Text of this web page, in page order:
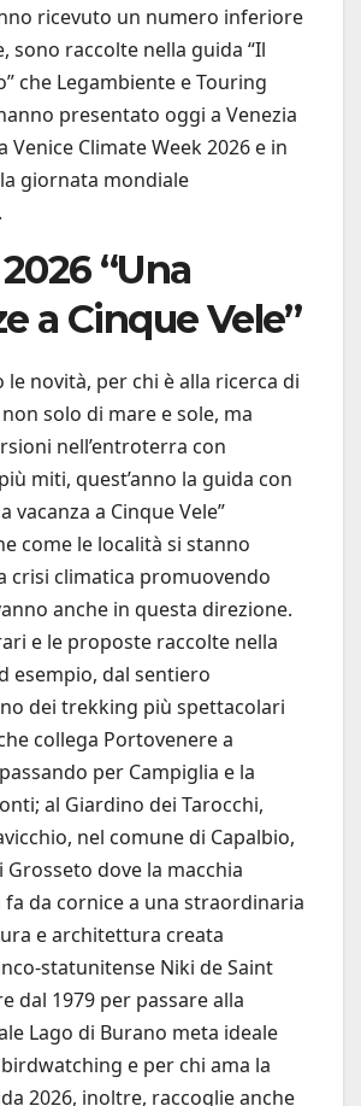
ricevuto un numero inferiore
sono raccolte nella guida “Il
che Legambiente e Touring
presentato oggi a Venezia
Venice Climate Week 2026 e in
giornata mondiale
“Una
a Cinque Vele”
le novità, per chi è alla ricerca di
solo di mare e sole, ma
nell’entroterra con
miti, quest’anno la guida con
vacanza a Cinque Vele”
come le località si stanno
crisi climatica promuovendo
anche in questa direzione.
e le proposte raccolte nella
esempio, dal sentiero
dei trekking più spettacolari
collega Portovenere a
per Campiglia e la
al Giardino dei Tarocchi,
nel comune di Capalbio,
dove la macchia
da cornice a una straordinaria
e architettura creata
statunitense Niki de Saint
dal 1979 per passare alla
Lago di Burano meta ideale
e per chi ama la
2026, inoltre, raccoglie anche